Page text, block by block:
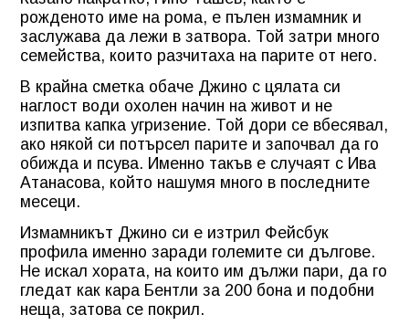
рожденото име на рома, е пълен измамник и
заслужава да лежи в затвора. Той затри много
семейства, които разчитаха на парите от него.
В крайна сметка обаче Джино с цялата си
наглост води охолен начин на живот и не
изпитва капка угризение. Той дори се вбесявал,
ако някой си потърсел парите и започвал да го
обижда и псува. Именно такъв е случаят с Ива
Атанасова, който нашумя много в последните
месеци.
Измамникът Джино си е изтрил Фейсбук
профила именно заради големите си дългове.
Не искал хората, на които им дължи пари, да го
гледат как кара Бентли за 200 бона и подобни
неща, затова се покрил.